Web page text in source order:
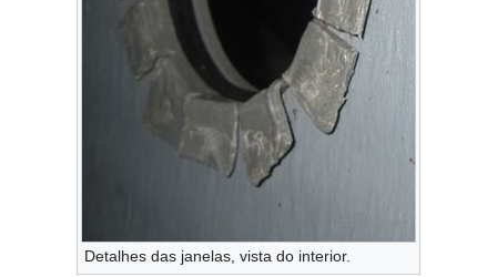
Detalhes das janelas, vista do interior.